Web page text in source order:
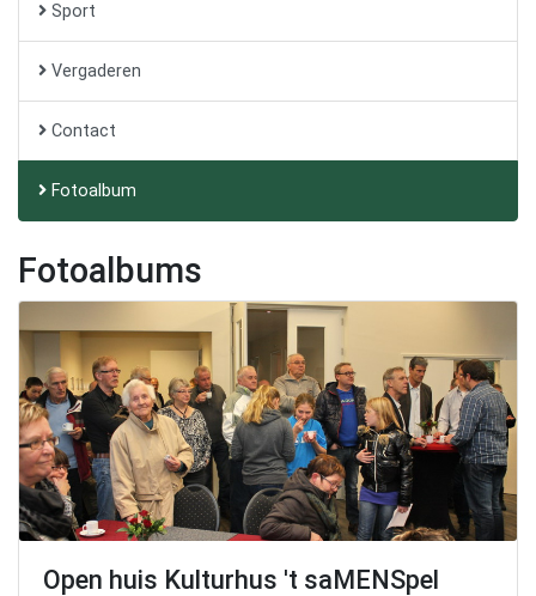
Sport
Vergaderen
Contact
Fotoalbum
Fotoalbums
Open huis Kulturhus 't saMENSpel